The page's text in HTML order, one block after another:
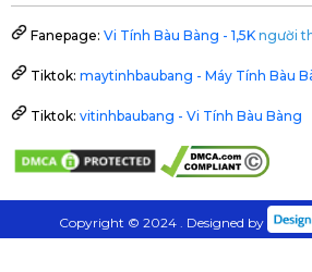
Fanepage: Vi Tính Bàu Bàng - 1,5K người
Tiktok: maytinhbaubang - Máy Tính Bàu
Tiktok: vitinhbaubang - Vi Tính Bàu Bàng
Copyright © 2024 . Designed by